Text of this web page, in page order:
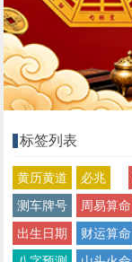
标签列表
黄历黄道 必兆
测车牌号
周易算命
出生日期
财运算命